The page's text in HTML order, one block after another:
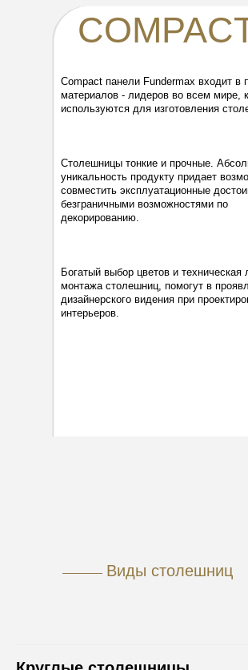
Compact панели Fundermax входит в
материалов - лидеров во всем мире,
используются для изготовления
Столешницы тонкие и прочные.
уникальность продукту придает
совместить эксплуатационные
безграничными возможностями по
декорированию.
Богатый выбор цветов и техническая
монтажа столешниц, помогут в
дизайнерского видения при
интерьеров.
Виды столешниц